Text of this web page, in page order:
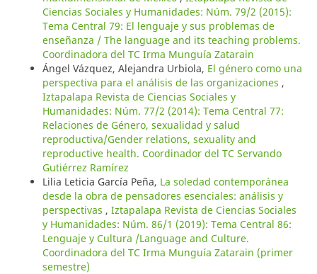
Ciencias Sociales y Humanidades: Núm. 79/2 (2015):
Tema Central 79: El lenguaje y sus problemas de
enseñanza / The language and its teaching problems.
Coordinadora del TC Irma Munguía Zatarain
Ángel Vázquez, Alejandra Urbiola, El género como una
perspectiva para el análisis de las organizaciones ,
Iztapalapa Revista de Ciencias Sociales y
Humanidades: Núm. 77/2 (2014): Tema Central 77:
Relaciones de Género, sexualidad y salud
reproductiva/Gender relations, sexuality and
reproductive health. Coordinador del TC Servando
Gutiérrez Ramírez
Lilia Leticia García Peña, La soledad contemporánea
desde la obra de pensadores esenciales: análisis y
perspectivas , Iztapalapa Revista de Ciencias Sociales
y Humanidades: Núm. 86/1 (2019): Tema Central 86:
Lenguaje y Cultura /Language and Culture.
Coordinadora del TC Irma Munguía Zatarain (primer
semestre)